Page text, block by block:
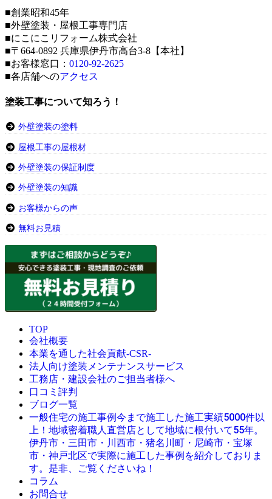
■創業昭和45年
■外壁塗装・屋根工事専門店
■にこにこリフォーム株式会社
■〒664-0892 兵庫県伊丹市高台3-8【本社】
■お客様窓口： 0120-92-2625
■各店舗へのアクセス
塗装工事について知ろう！
外壁塗装の塗料
屋根工事の屋根材
外壁塗装の保証制度
外壁塗装の知識
お客様からの声
無料お見積
TOP
会社概要
本業を通した社会貢献-CSR-
法人向け塗装メンテナンスサービス
工務店・建設会社のご担当者様へ
口コミ評判
ブログ一覧
一般住宅の施工事例今まで施工した施工実績5000件以
上！地域密着職人直営店として地域に根付いて55年。
伊丹市・三田市・川西市・猪名川町・尼崎市・宝塚
市・神戸北区で実際に施工した事例を紹介しておりま
す。是非、ご覧くださいね！
コラム
お問合せ